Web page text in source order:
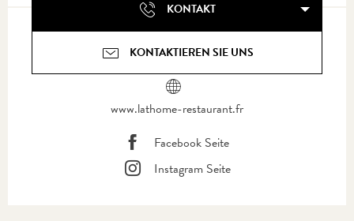
KONTAKT
KONTAKTIEREN SIE UNS
www.lathome-restaurant.fr
Facebook Seite
Instagram Seite